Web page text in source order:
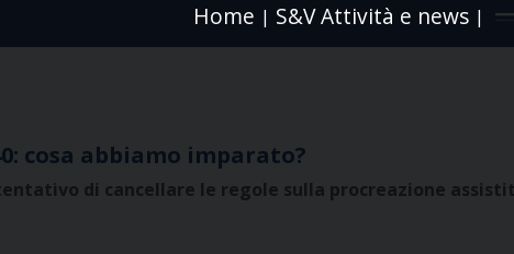
Home | S&V Attività e news |
cosa abbiamo imparato?
di cancellare le regole sulla procreazione